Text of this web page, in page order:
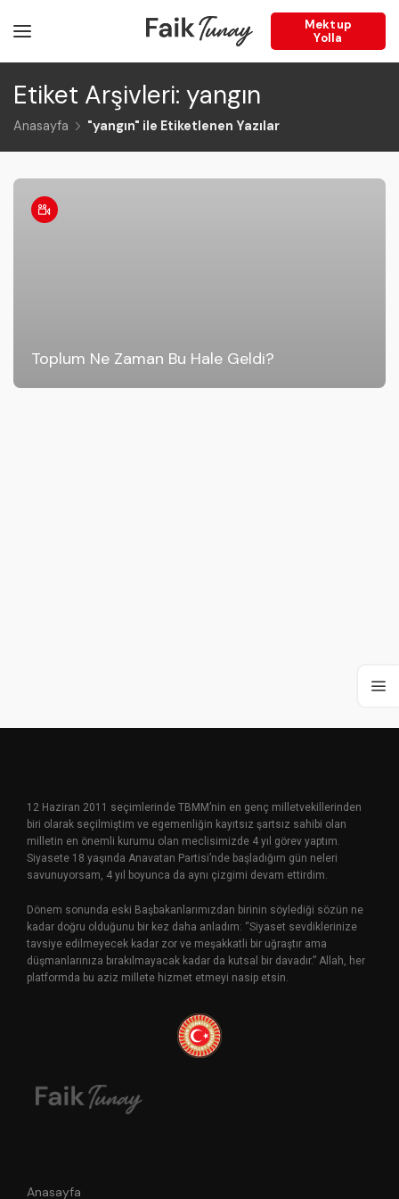
Mektup
Yolla
Etiket Arşivleri: yangın
Anasayfa "yangın" ile Etiketlenen Yazılar
Toplum Ne Zaman Bu Hale Geldi?
12 Haziran 2011 seçimlerinde TBMM’nin en genç milletvekillerinden
biri olarak seçilmiştim ve egemenliğin kayıtsız şartsız sahibi olan
milletin en önemli kurumu olan meclisimizde 4 yıl görev yaptım.
Siyasete 18 yaşında Anavatan Partisi’nde başladığım gün neleri
savunuyorsam, 4 yıl boyunca da aynı çizgimi devam ettirdim.
Dönem sonunda eski Başbakanlarımızdan birinin söylediği sözün ne
kadar doğru olduğunu bir kez daha anladım: “Siyaset sevdiklerinize
tavsiye edilmeyecek kadar zor ve meşakkatli bir uğraştır ama
düşmanlarınıza bırakılmayacak kadar da kutsal bir davadır.” Allah, her
platformda bu aziz millete hizmet etmeyi nasip etsin.
Anasayfa